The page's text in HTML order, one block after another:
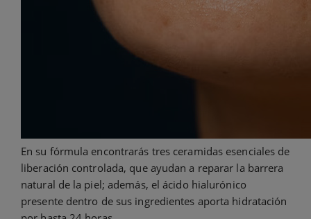
En su fórmula encontrarás tres ceramidas esenciales de
liberación controlada, que ayudan a reparar la barrera
natural de la piel; además, el ácido hialurónico
presente dentro de sus ingredientes aporta hidratación